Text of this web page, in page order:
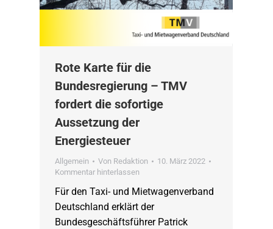
Rote Karte für die
Bundesregierung – TMV
fordert die sofortige
Aussetzung der
Energiesteuer
Allgemein Von Redaktion
10. März 2022
Kommentar hinterlassen
Für den Taxi- und Mietwagenverband
Deutschland erklärt der
Bundesgeschäftsführer Patrick